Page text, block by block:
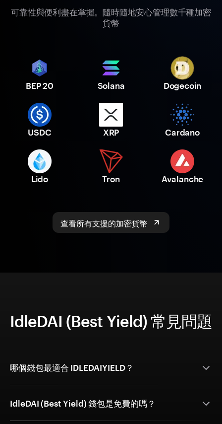
可靠性與便利盡在掌握。隨時隨地安心管理數千種加密
貨幣
BEP 20 Solana Dogecoin
USDC XRP Cardano
Lido Tron Avalanche
查看所有支援的加密貨幣
IdleDAI (Best Yield) 常見問題
哪個錢包最適合 IDLEDAIYIELD？
IdleDAI (Best Yield) 錢包是免費的嗎？